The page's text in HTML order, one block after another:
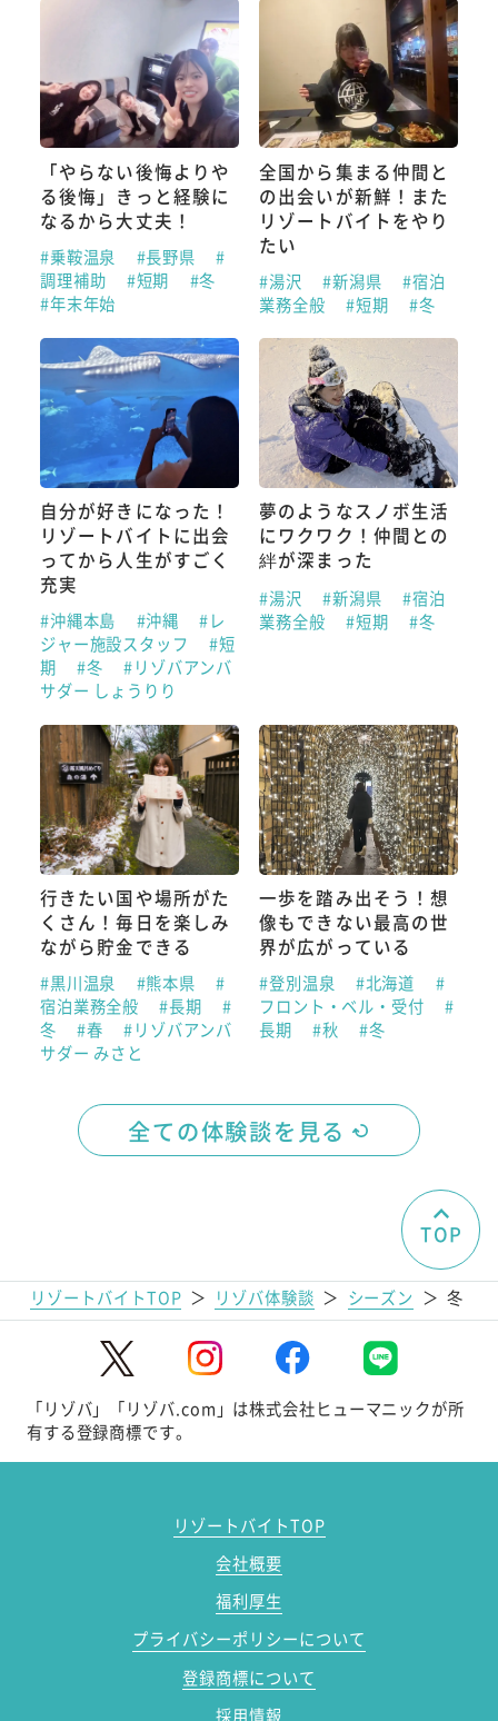
「やらない後悔よりや
る後悔」きっと経験に
なるから大丈夫！
#乗鞍温泉 #長野県
#
調理補助
#短期
#冬
#年末年始
全国から集まる仲間と
の出会いが新鮮！また
リゾートバイトをやり
たい
#湯沢 #新潟県
#宿泊
業務全般
#短期 #冬
自分が好きになった！
リゾートバイトに出会
ってから人生がすごく
充実
#沖縄本島 #沖縄
#レ
ジャー施設スタッフ
#短
期
#冬
#リゾバアンバ
サダー しょうりり
夢のようなスノボ生活
にワクワク！仲間との
絆が深まった
#湯沢 #新潟県
#宿泊
業務全般
#短期 #冬
行きたい国や場所がた
くさん！毎日を楽しみ
ながら貯金できる
#黒川温泉 #熊本県
#
宿泊業務全般
#長期
#
冬
#春
#リゾバアンバ
サダー みさと
一歩を踏み出そう！想
像もできない最高の世
界が広がっている
#登別温泉 #北海道
#
フロント・ベル・受付
#
長期
#秋 #冬
全ての体験談を見る
リゾートバイトTOP ＞ リゾバ体験談 ＞ シーズン ＞ 冬
TOP
「リゾバ」「リゾバ.com」は株式会社ヒューマニックが所
有する登録商標です。
リゾートバイトTOP
会社概要
福利厚生
プライバシーポリシーについて
登録商標について
採用情報